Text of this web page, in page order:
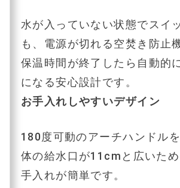
水が入っていない状態でスイ
も、電源が切れる空焚き防止
保温時間が終了したら自動的
になる安心設計です。
お手入れしやすいデザイン
180度可動のアーチハンドル
体の給水口が11cmと広いた
手入れが簡単です。